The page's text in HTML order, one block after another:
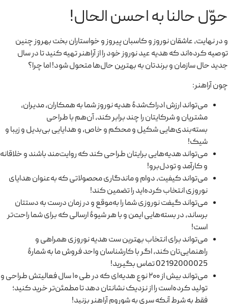
حوّل حالنا به احسن الحال!
و در نهایت، عاشقان نوروز و کاسبان پیروز و خواستاران بخت بهروز چنین
توصیه کرده‌اند که هدیه عید نوروز خود را از آراهنر تهیه کنید تا در سال
جدید حال سازمان و برندتان به بهترین حال‌ها متحول شود! اما چرا؟
چون آراهنر:
می‌تواند ارزش ادراک‌شدهٔ هدیه نوروز شما به همکاران، مدیران،
مشتریان و شرکایتان را چند برابر کند، آن‌هم با طراحی
بسته‌بندی‌هایی شکیل و محکم و خاص، و هدایایی بی‌بدیل و زیبا و
شیک!
می‌تواند هدیه‌هایی برایتان طراحی کند که روایت‌مند باشند و خلاقانه
و کارآمد و تودل‌برو!
می‌تواند کیفیت، دوام و ماندگاری محصولاتی که به‌عنوان هدایای
نوروزی انتخاب کرده‌اید را تضمین کند!
می‌تواند گیفت نوروزی شما را به‌موقع و در زمان درست به دستتان
برساند، در بسته‌هایی ایمن و با هر شیوهٔ ارسالی که برای شما راحت‌تر
است!
می‌تواند برای انتخاب بهترین ست هدیه نوروزی همراهی و
راهنمایی‌تان کند، اگر با کارشناسان واحد فروش ما به شمارهٔ
02192000025 تماس بگیرید!
می‌تواند بیش از ۲۰۰ نوع هدیه‌ای که در طی ۱۰ سال فعالیتش طراحی و
تولید کرده‌است را از نزدیک نشانتان دهد تا مطمئن‌تر خرید کنید؛
فقط به شرط آنکه سری به شوروم آراهنر بزنید!